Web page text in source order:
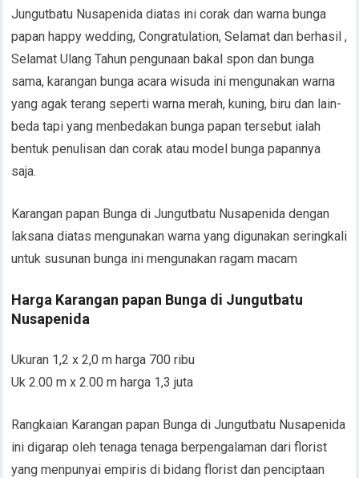
Jungutbatu Nusapenida diatas ini corak dan warna bunga
papan happy wedding, Congratulation, Selamat dan berhasil ,
Selamat Ulang Tahun pengunaan bakal spon dan bunga
sama, karangan bunga acara wisuda ini mengunakan warna
yang agak terang seperti warna merah, kuning, biru dan lain-
beda tapi yang menbedakan bunga papan tersebut ialah
bentuk penulisan dan corak atau model bunga papannya
saja.
Karangan papan Bunga di Jungutbatu Nusapenida dengan
laksana diatas mengunakan warna yang digunakan seringkali
untuk susunan bunga ini mengunakan ragam macam
Harga Karangan papan Bunga di Jungutbatu
Nusapenida
Ukuran 1,2 x 2,0 m harga 700 ribu
Uk 2.00 m x 2.00 m harga 1,3 juta
Rangkaian Karangan papan Bunga di Jungutbatu Nusapenida
ini digarap oleh tenaga tenaga berpengalaman dari florist
yang menpunyai empiris di bidang florist dan penciptaan